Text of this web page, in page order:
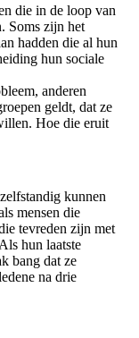
die in de loop van
Soms zijn het
hadden die al hun
hun sociale
anderen
geldt, dat ze
Hoe die eruit
kunnen
mensen die
tevreden zijn met
hun laatste
bang dat ze
na drie